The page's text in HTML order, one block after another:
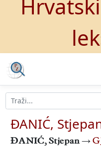
ĐANIĆ,
ĐANIĆ, Stjepan →